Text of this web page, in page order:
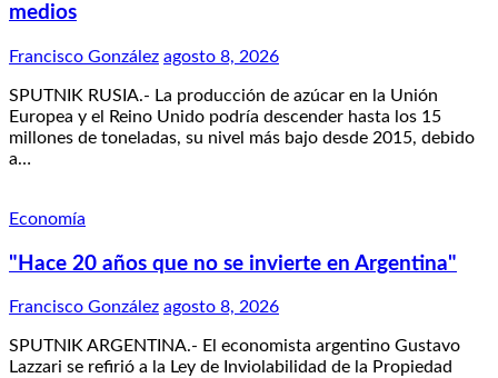
medios
Francisco González agosto 8, 2026
SPUTNIK RUSIA.- La producción de azúcar en la Unión
Europea y el Reino Unido podría descender hasta los 15
millones de toneladas, su nivel más bajo desde 2015, debido
a…
Economía
"Hace 20 años que no se invierte en Argentina"
Francisco González agosto 8, 2026
SPUTNIK ARGENTINA.- El economista argentino Gustavo
Lazzari se refirió a la Ley de Inviolabilidad de la Propiedad